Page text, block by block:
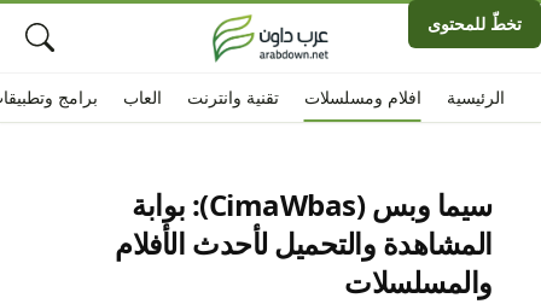
تخطّ للمحتوى
الرئيسية افلام ومسلسلات تقنية وانترنت العاب برامج
سيما وبس (CimaWbas): بوابة
المشاهدة والتحميل لأحدث الأفلام
والمسلسلات